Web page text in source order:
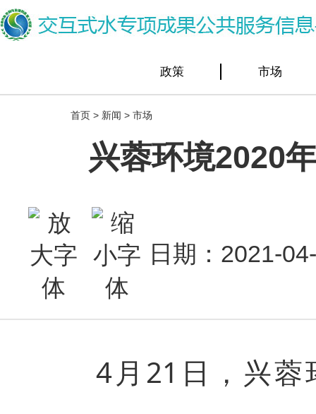
政策 市场
首页 > 新闻 > 市场
兴蓉环境2020
日期：2021-
4月21日，兴蓉